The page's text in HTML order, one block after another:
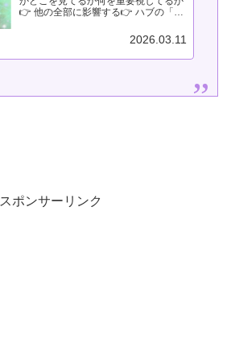
👉 他の全部に影響する👉 ハブの「天
変わる●意識を高める●意識を変える●
できない意識●できる意識●自信●仲間
意識●苦手意識●ネガティブ●...
2026.03.11
スポンサーリンク